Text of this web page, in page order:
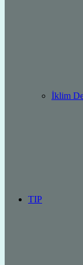
İklim
TIP